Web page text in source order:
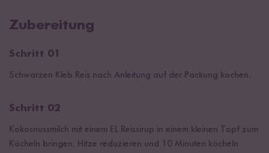
Zubereitung
Schritt 01
Schwarzen Kleb Reis nach Anleitung auf der Packung kochen.
Schritt 02
Kokosnussmilch mit einem EL Reissirup in einem kleinen Topf zum
Köcheln bringen, Hitze reduzieren und 10 Minuten köcheln